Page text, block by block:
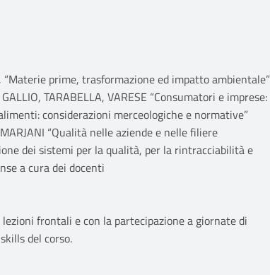
“Materie prime, trasformazione ed impatto ambientale”
TARABELLA, VARESE “Consumatori e imprese:
considerazioni merceologiche e normative”
“Qualità nelle aziende e nelle filiere
dei sistemi per la qualità, per la rintracciabilità e
a cura dei docenti
frontali e con la partecipazione a giornate di
del corso.